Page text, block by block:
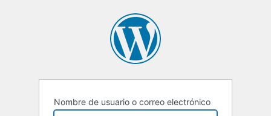
Nombre de usuario o correo electrónico